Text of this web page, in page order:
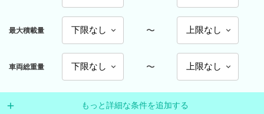
最大積載量 〜
車両総重量 〜
もっと詳細な条件を追加する